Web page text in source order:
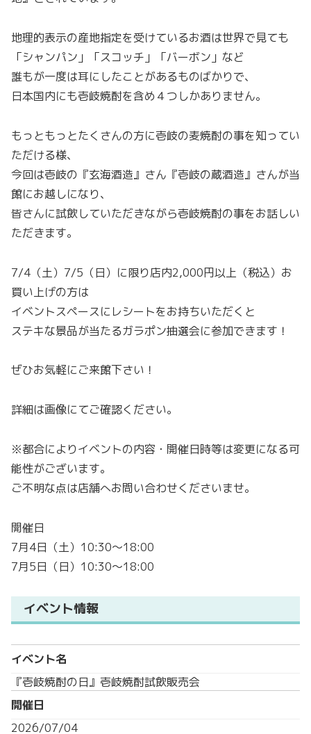
地理的表示の産地指定を受けているお酒は世界で見ても
「シャンパン」「スコッチ」「バーボン」など
誰もが一度は耳にしたことがあるものばかりで、
日本国内にも壱岐焼酎を含め４つしかありません。
もっともっとたくさんの方に壱岐の麦焼酎の事を知ってい
ただける様、
今回は壱岐の『玄海酒造』さん『壱岐の蔵酒造』さんが当
館にお越しになり、
皆さんに試飲していただきながら壱岐焼酎の事をお話しい
ただきます。
7/4（土）7/5（日）に限り店内2,000円以上（税込）お
買い上げの方は
イベントスペースにレシートをお持ちいただくと
ステキな景品が当たるガラポン抽選会に参加できます！
ぜひお気軽にご来館下さい！
詳細は画像にてご確認ください。
※都合によりイベントの内容・開催日時等は変更になる可
能性がございます。
ご不明な点は店舗へお問い合わせくださいませ。
開催日
7月4日（土）10:30～18:00
7月5日（日）10:30～18:00
イベント情報
イベント名
『壱岐焼酎の日』壱岐焼酎試飲販売会
開催日
2026/07/04